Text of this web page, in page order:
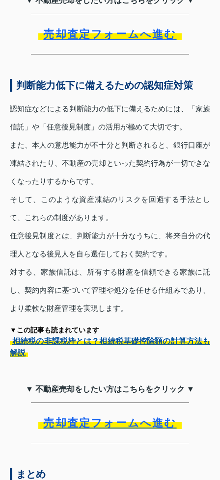
売却査定フォームへ進む
判断能力低下に備えるための認知症対策
認知症などによる判断能力の低下に備えるためには、「家族
信託」や「任意後見制度」の活用が極めて大切です。
また、本人の意思能力が不十分と判断されると、銀行口座が
凍結されたり、不動産の売却といった契約行為が一切できな
くなったりするからです。
そして、このような資産凍結のリスクを回避する手法とし
て、これらの制度があります。
任意後見制度とは、判断能力が十分なうちに、将来自分の代
理人となる後見人を自ら選任しておく契約です。
対する、家族信託は、所有する財産を信頼できる家族に託
し、契約内容に基づいて管理や処分を任せる仕組みであり、
より柔軟な財産管理を実現します。
▼この記事も読まれています
相続税の非課税枠とは？相続税基礎控除額の計算方法も
解説
▼ 不動産売却をしたい方はこちらをクリック ▼
売却査定フォームへ進む
まとめ